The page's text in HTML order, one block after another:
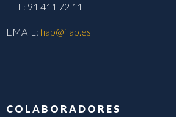
TEL: 91 411 72 11
EMAIL:fiab@fiab.es
COLABORADORES